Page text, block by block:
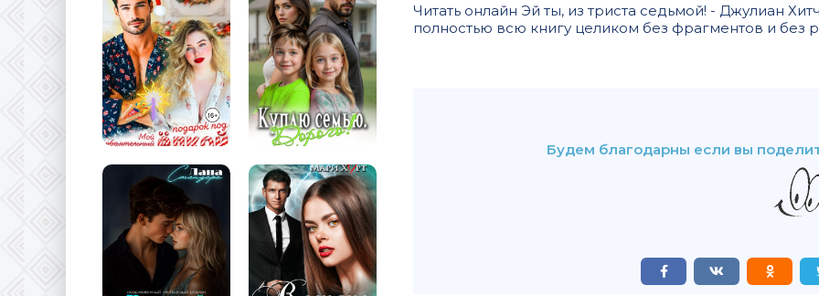
Читать онлайн Эй ты, из триста седьмой! - Джулиан
полностью всю книгу целиком без фрагментов и без
Будем благодарны если вы